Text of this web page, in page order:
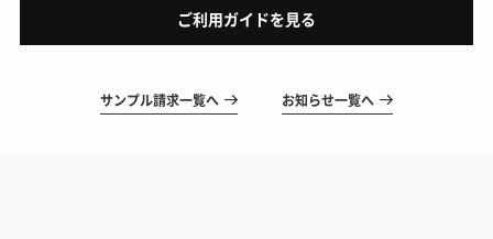
ご利用ガイドを見る
サンプル請求一覧へ お知らせ一覧へ